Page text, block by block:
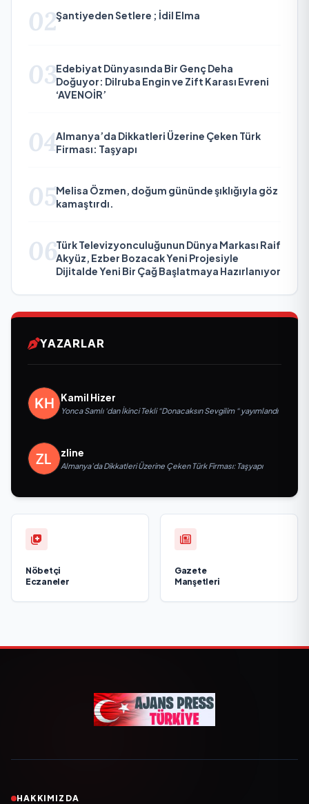
02Şantiyeden Setlere ; İdil Elma
03Edebiyat Dünyasında Bir Genç Deha
Doğuyor: Dilruba Engin ve Zift Karası Evreni
‘AVENOİR’
04Almanya’da Dikkatleri Üzerine Çeken Türk
Firması: Taşyapı
05Melisa Özmen, doğum gününde şıklığıyla göz
kamaştırdı.
06Türk Televizyonculuğunun Dünya Markası Raif
Akyüz, Ezber Bozacak Yeni Projesiyle
Dijitalde Yeni Bir Çağ Başlatmaya Hazırlanıyor
YAZARLAR
Kamil Hizer
Yonca Samlı ‘dan İkinci Tekli “Donacaksın Sevgilim “ yayımlandı
zline
Almanya’da Dikkatleri Üzerine Çeken Türk Firması: Taşyapı
Nöbetçi
Eczaneler
Gazete
Manşetleri
HAKKIMIZDA